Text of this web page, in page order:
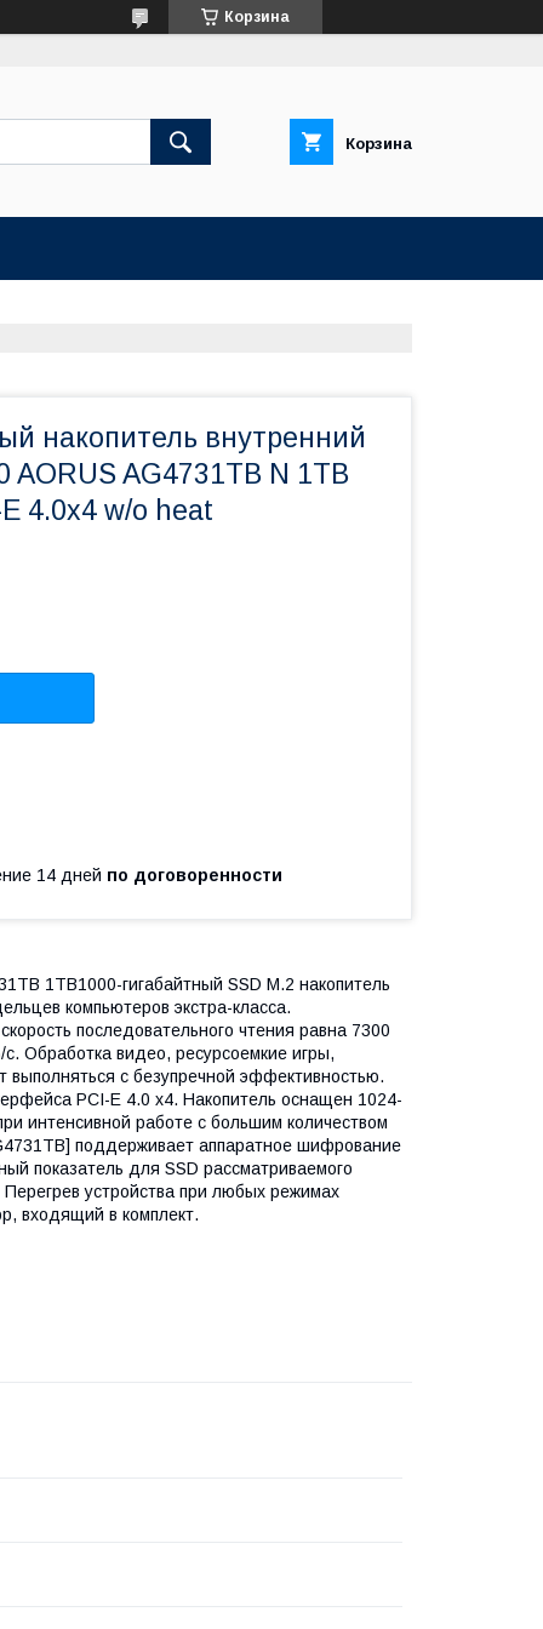
Корзина
Корзина
накопитель внутренний
AORUS AG4731TB N 1TB
4.0x4 w/o heat
14 дней по договоренности
1TB1000-гигабайтный SSD M.2 накопитель
компьютеров экстра-класса.
последовательного чтения равна 7300
Обработка видео, ресурсоемкие игры,
с безупречной эффективностью.
PCI-E 4.0 x4. Накопитель оснащен 1024-
интенсивной работе с большим количеством
поддерживает аппаратное шифрование
показатель для SSD рассматриваемого
устройства при любых режимах
входящий в комплект.